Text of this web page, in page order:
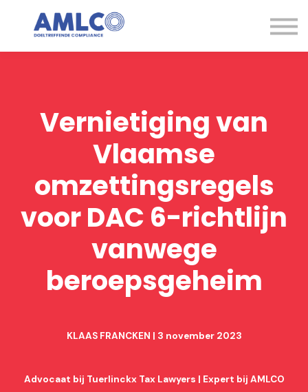
Kennisbank
Expertise
Vernietiging van
Vlaamse
omzettingsregels
voor DAC 6-richtlijn
vanwege
beroepsgeheim
KLAAS FRANCKEN | 3 november 2023
Advocaat bij Tuerlinckx Tax Lawyers | Expert bij AMLCO